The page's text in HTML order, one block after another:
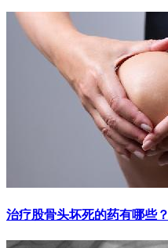
治疗股骨头坏死的药有哪些？